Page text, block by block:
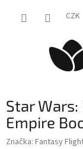
CZK
Star
Empire
Značka: Fantasy